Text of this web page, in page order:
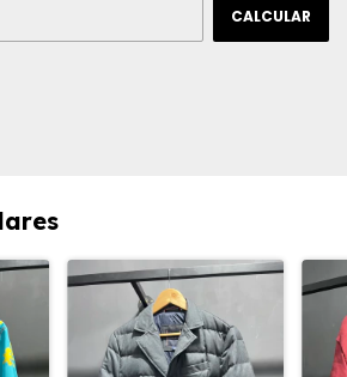
CALCULAR